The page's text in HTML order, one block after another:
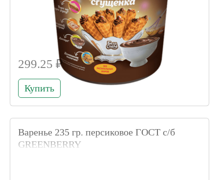
299.25 ₽
Купить
Варенье 235 гр. персиковое ГОСТ с/б
GREENBERRY